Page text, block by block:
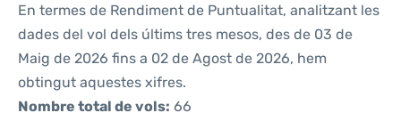
En termes de Rendiment de Puntualitat, analitzant les
dades del vol dels últims tres mesos, des de 03 de
Maig de 2026 fins a 02 de Agost de 2026, hem
obtingut aquestes xifres.
Nombre total de vols: 66